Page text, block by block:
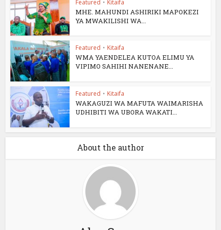
Featured • Kitaifa
MHE. MAHUNDI ASHIRIKI MAPOKEZI
YA MWAKILISHI WA...
Featured • Kitaifa
WMA YAENDELEA KUTOA ELIMU YA
VIPIMO SAHIHI NANENANE...
Featured • Kitaifa
WAKAGUZI WA MAFUTA WAIMARISHA
UDHIBITI WA UBORA WAKATI...
About the author